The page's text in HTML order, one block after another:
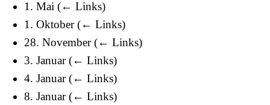
1. Mai (← Links)
1. Oktober (← Links)
28. November (← Links)
3. Januar (← Links)
4. Januar (← Links)
8. Januar (← Links)